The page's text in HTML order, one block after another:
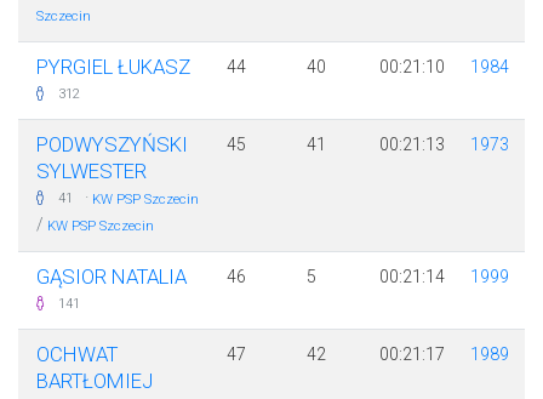
Szczecin
PYRGIEL ŁUKASZ
312
44 40 00:21:10 1984
PODWYSZYŃSKI
SYLWESTER
41 · KW PSP Szczecin
/ KW PSP Szczecin
45 41 00:21:13 1973
GĄSIOR NATALIA
141
46 5 00:21:14 1999
OCHWAT
BARTŁOMIEJ
47 42 00:21:17 1989